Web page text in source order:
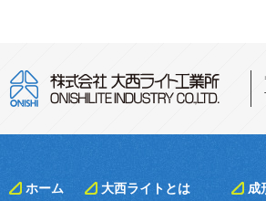
ホーム
大西ライトとは
成